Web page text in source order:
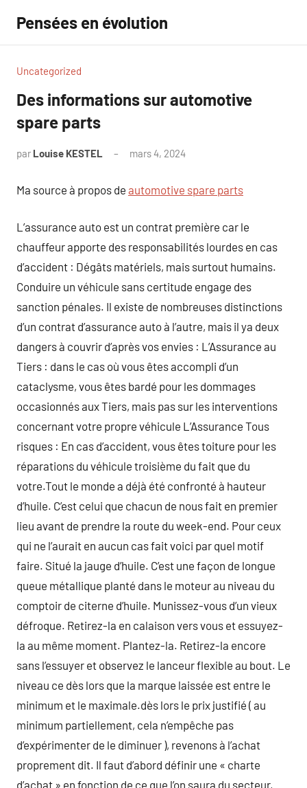
contenu
Pensées en évolution
Uncategorized
Des informations sur automotive
spare parts
par Louise KESTEL mars 4, 2024
Ma source à propos de automotive spare parts
L’assurance auto est un contrat première car le
chauffeur apporte des responsabilités lourdes en cas
d’accident : Dégâts matériels, mais surtout humains.
Conduire un véhicule sans certitude engage des
sanction pénales. Il existe de nombreuses distinctions
d’un contrat d’assurance auto à l’autre, mais il ya deux
dangers à couvrir d’après vos envies : L’Assurance au
Tiers : dans le cas où vous êtes accompli d’un
cataclysme, vous êtes bardé pour les dommages
occasionnés aux Tiers, mais pas sur les interventions
concernant votre propre véhicule L’Assurance Tous
risques : En cas d’accident, vous êtes toiture pour les
réparations du véhicule troisième du fait que du
votre.Tout le monde a déjà été confronté à hauteur
d’huile. C’est celui que chacun de nous fait en premier
lieu avant de prendre la route du week-end. Pour ceux
qui ne l’aurait en aucun cas fait voici par quel motif
faire. Situé la jauge d’huile. C’est une façon de longue
queue métallique planté dans le moteur au niveau du
comptoir de citerne d’huile. Munissez-vous d’un vieux
défroque. Retirez-la en calaison vers vous et essuyez-
la au même moment. Plantez-la. Retirez-la encore
sans l’essuyer et observez le lanceur flexible au bout. Le
niveau ce dès lors que la marque laissée est entre le
minimum et le maximale.dès lors le prix justifié ( au
minimum partiellement, cela n’empêche pas
d’expérimenter de le diminuer ), revenons à l’achat
proprement dit. Il faut d’abord définir une « charte
d’achat » en fonction de ce que l’on saura du secteur,